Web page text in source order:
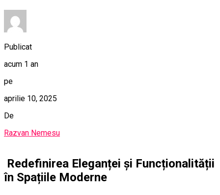
Publicat
acum 1 an
pe
aprilie 10, 2025
De
Razvan Nemesu
Redefinirea Eleganței și Funcționalității
în Spațiile Moderne